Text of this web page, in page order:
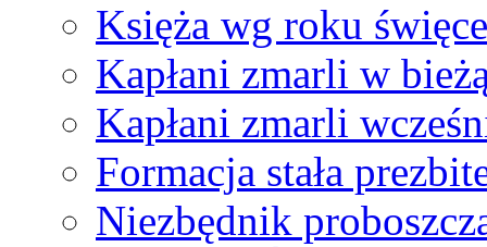
Księża wg roku
Kapłani zmarli w
Kapłani zmarli
Formacja stała
Niezbędnik